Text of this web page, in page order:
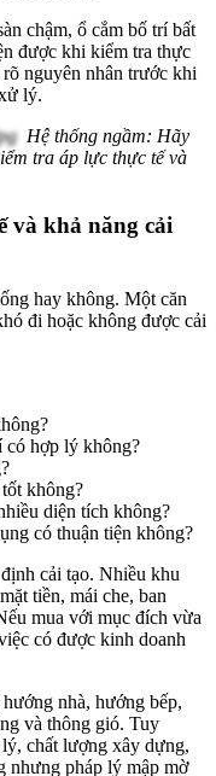
chậm, ổ cắm bố trí bất
được khi kiểm tra thực
nguyên nhân trước khi
lý.
Hệ thống ngầm: Hãy
tra áp lực thực tế và
và khả năng cải
hay không. Một căn
đi hoặc không được cải
có hợp lý không?
không?
diện tích không?
có thuận tiện không?
cải tạo. Nhiều khu
tiền, mái che, ban
mua với mục đích vừa
có được kinh doanh
nhà, hướng bếp,
và thông gió. Tuy
chất lượng xây dựng,
nhưng pháp lý mập mờ